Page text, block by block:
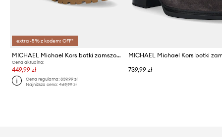
extra -5% z kodem: OFF*
MICHAEL Michael Kors botki zamszowe Cade
Cena aktualna:
449,99 zł
Cena regularna:839,99 zł
Najniższa cena:469,99 zł
739,99 zł